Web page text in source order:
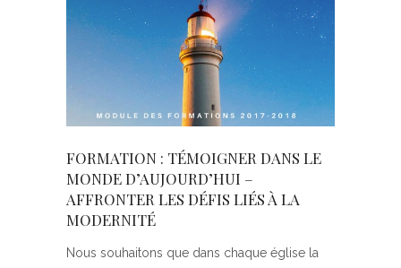
FORMATION : TÉMOIGNER DANS LE
MONDE D’AUJOURD’HUI –
AFFRONTER LES DÉFIS LIÉS À LA
MODERNITÉ
Nous souhaitons que dans chaque église la